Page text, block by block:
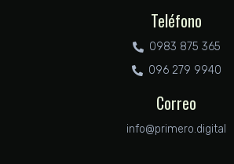
Teléfono
0983 875 365
096 279 9940
Correo
info@primero.digital